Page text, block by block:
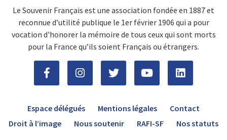
Le Souvenir Français est une association fondée en 1887 et
reconnue d’utilité publique le 1er février 1906 qui a pour
vocation d'honorer la mémoire de tous ceux qui sont morts
pour la France qu’ils soient Français ou étrangers.
Espace délégués Mentions légales
Contact
Droit à l’image
Nous soutenir RAFI-SF Nos statuts